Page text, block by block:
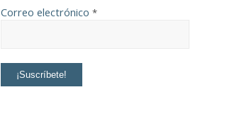
Correo electrónico *